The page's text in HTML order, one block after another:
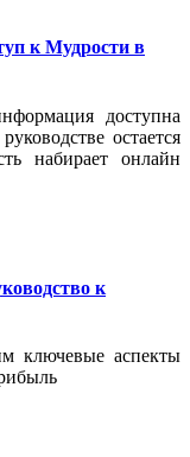
к Мудрости в
доступна
остается
набирает онлайн
к
ключевые аспекты